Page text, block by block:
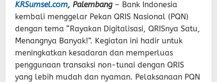
KRSumsel.com, Palembang– Bank Indonesia
kembali menggelar Pekan QRIS Nasional (PQN)
dengan tema “Rayakan Digitalisasi, QRISnya Satu,
Menangnya Banyak!”. Kegiatan ini hadir untuk
meningkatkan kesadaran dan memperluas
penggunaan transaksi non-tunai dengan QRIS
yang lebih mudah dan nyaman. Pelaksanaan PQN